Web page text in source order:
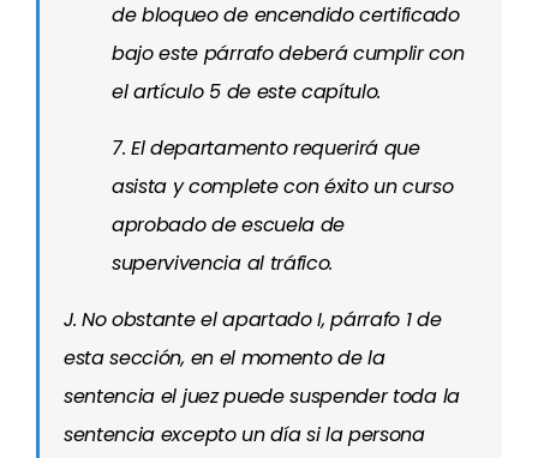
de bloqueo de encendido certificado
bajo este párrafo deberá cumplir con
el artículo 5 de este capítulo.
7. El departamento requerirá que
asista y complete con éxito un curso
aprobado de escuela de
supervivencia al tráfico.
J. No obstante el apartado I, párrafo 1 de
esta sección, en el momento de la
sentencia el juez puede suspender toda la
sentencia excepto un día si la persona